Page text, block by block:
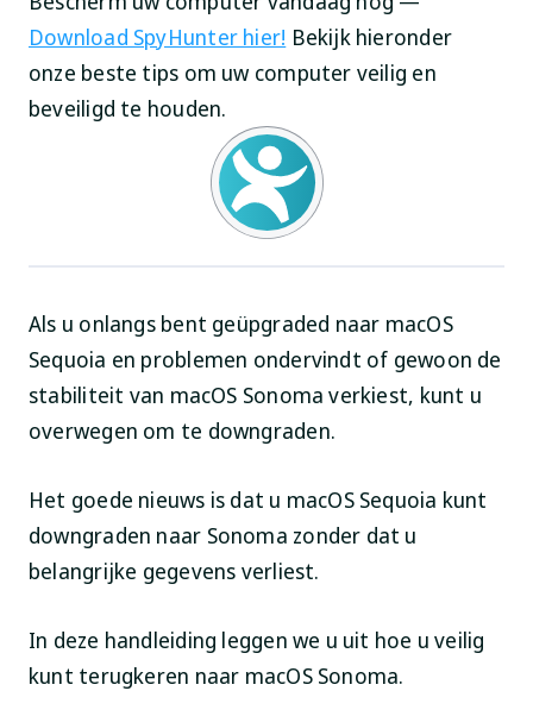
Download SpyHunter hier! Bekijk hieronder
onze beste tips om uw computer veilig en
beveiligd te houden.
Als u onlangs bent geüpgraded naar macOS
Sequoia en problemen ondervindt of gewoon de
stabiliteit van macOS Sonoma verkiest, kunt u
overwegen om te downgraden.
Het goede nieuws is dat u macOS Sequoia kunt
downgraden naar Sonoma zonder dat u
belangrijke gegevens verliest.
In deze handleiding leggen we u uit hoe u veilig
kunt terugkeren naar macOS Sonoma.